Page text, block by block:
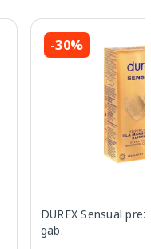
-30%
DUREX Sensual
gab.